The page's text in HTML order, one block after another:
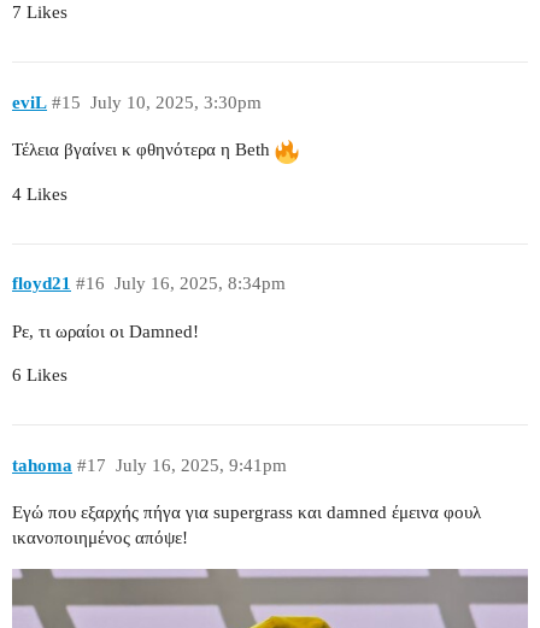
7 Likes
eviL July 10, 2025, 3:30pm
#15
Τέλεια βγαίνει κ φθηνότερα η Beth
4 Likes
floyd21 July 16, 2025, 8:34pm
#16
Ρε, τι ωραίοι οι Damned!
6 Likes
tahoma July 16, 2025, 9:41pm
#17
Εγώ που εξαρχής πήγα για supergrass και damned έμεινα φουλ
ικανοποιημένος απόψε!